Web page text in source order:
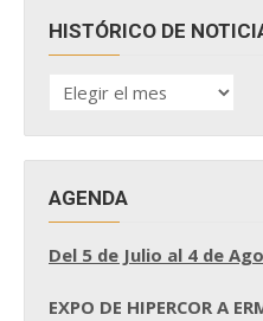
HISTÓRICO DE
HISTÓRICO
DE
AGENDA
Del 5 de Julio al 4 de
EXPO DE HIPERCOR A